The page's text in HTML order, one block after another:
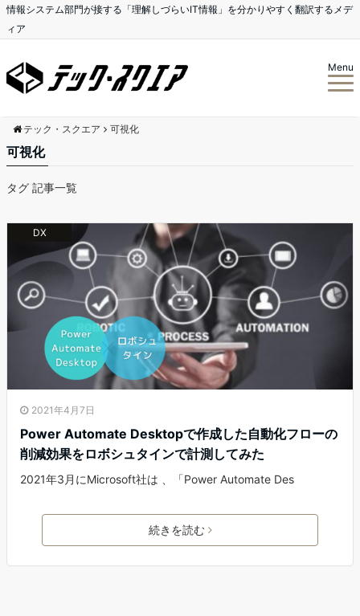
情報システム部門が接する「理解しづらいIT情報」を分かりやすく翻訳するメデ
ィア
Menu
テック・スクエア 可視化
可視化
タグ 記事一覧
DX
2021年4月7日
Power Automate Desktopで作成した自動化フローの
削減効果をロボシュタインで計測してみた
2021年3月にMicrosoft社は 、「Power Automate Des
続きを読む